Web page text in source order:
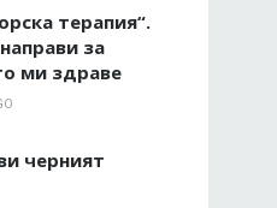
терапия“.
за
ми здраве
черният